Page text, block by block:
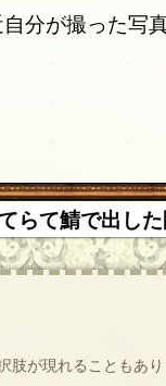
分が撮った写
らて鯖で出し
が現れることもあり